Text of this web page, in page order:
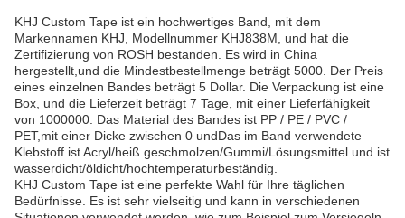
KHJ Custom Tape ist ein hochwertiges Band, mit dem
Markennamen KHJ, Modellnummer KHJ838M, und hat die
Zertifizierung von ROSH bestanden. Es wird in China
hergestellt,und die Mindestbestellmenge beträgt 5000. Der Preis
eines einzelnen Bandes beträgt 5 Dollar. Die Verpackung ist eine
Box, und die Lieferzeit beträgt 7 Tage, mit einer Lieferfähigkeit
von 1000000. Das Material des Bandes ist PP / PE / PVC /
PET,mit einer Dicke zwischen 0 undDas im Band verwendete
Klebstoff ist Acryl/heiß geschmolzen/Gummi/Lösungsmittel und ist
wasserdicht/öldicht/hochtemperaturbeständig.
KHJ Custom Tape ist eine perfekte Wahl für Ihre täglichen
Bedürfnisse. Es ist sehr vielseitig und kann in verschiedenen